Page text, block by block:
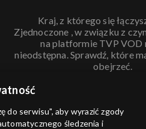
Kraj, z którego się
Zjednoczone , w związku z
na platformie TVP VOD
nieodstępna. Sprawdź, które
obejrzeć.
do serwisu", aby wyrazić zgody
śledzenia i